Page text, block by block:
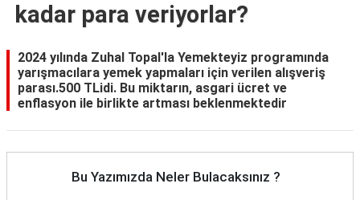
Yaşam
Hukuk
Blog
kadar para veriyorlar?
2024 yılında Zuhal Topal'la Yemekteyiz programında
yarışmacılara yemek yapmaları için verilen alışveriş
parası.500 TLidi. Bu miktarın, asgari ücret ve
enflasyon ile birlikte artması beklenmektedir
Bu Yazımızda Neler Bulacaksınız ?